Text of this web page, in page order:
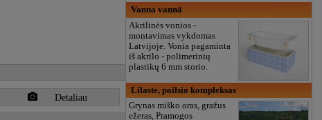
Detaliau
Vanna vannā
Akrilinės vonios -
montavimas vykdomas
Latvijoje. Vonia pagaminta
iš akrilo - polimerinių
plastikų 6 mm storio.
Lilaste, poilsio kompleksas
Grynas miško oras, gražus
ežeras, Pramogos